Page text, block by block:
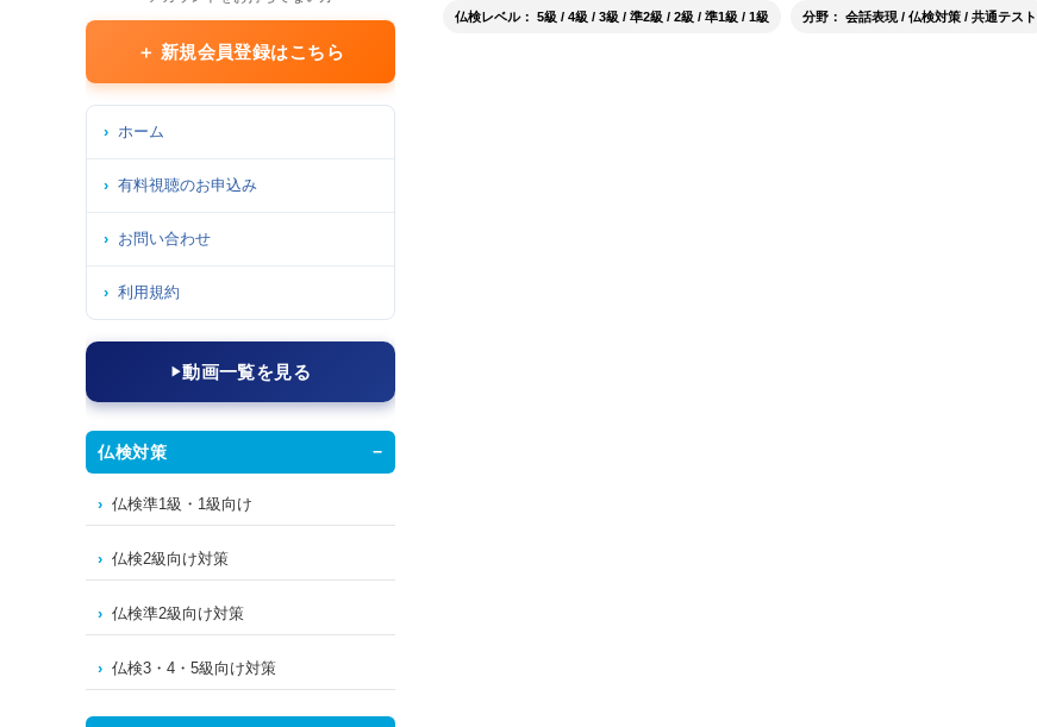
仏検レベル： 5級 / 4級 / 3級 / 準2級 / 2級 / 準1級 / 1級 分野： 会話表現 / 仏検対策 / 共通テスト
＋ 新規会員登録はこちら
ホーム
有料視聴のお申込み
お問い合わせ
利用規約
動画一覧を見る
仏検対策
仏検準1級・1級向け
仏検2級向け対策
仏検準2級向け対策
仏検3・4・5級向け対策